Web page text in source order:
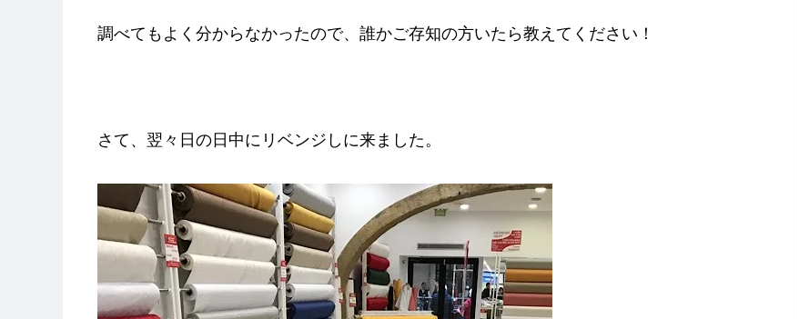
調べてもよく分からなかったので、誰かご存知の方いたら教えてください！
さて、翌々日の日中にリベンジしに来ました。